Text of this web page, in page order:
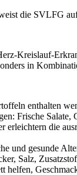
die SVLFG
Kreislauf-
in
enthalten
Frische
die
und gesunde
Salz,
helfen,